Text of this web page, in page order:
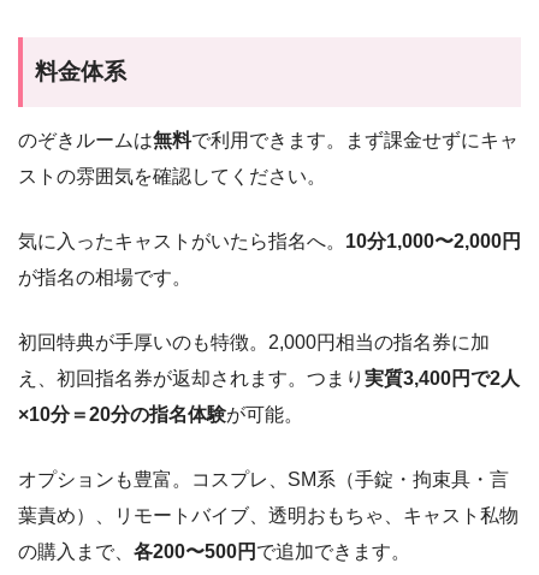
料金体系
のぞきルームは無料で利用できます。まず課金せずにキャ
ストの雰囲気を確認してください。
気に入ったキャストがいたら指名へ。 10分1,000〜2,000円
が指名の相場です。
初回特典が手厚いのも特徴。2,000円相当の指名券に加
え、初回指名券が返却されます。つまり 実質3,400円で2人
×10分＝20分の指名体験が可能。
オプションも豊富。コスプレ、SM系（手錠・拘束具・言
葉責め）、リモートバイブ、透明おもちゃ、キャスト私物
の購入まで、 各200〜500円 で追加できます。